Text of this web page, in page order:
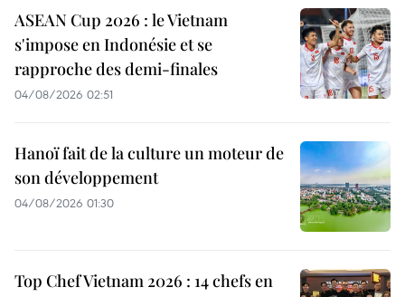
ASEAN Cup 2026 : le Vietnam
s'impose en Indonésie et se
rapproche des demi-finales
04/08/2026 02:51
Hanoï fait de la culture un moteur de
son développement
04/08/2026 01:30
Top Chef Vietnam 2026 : 14 chefs en